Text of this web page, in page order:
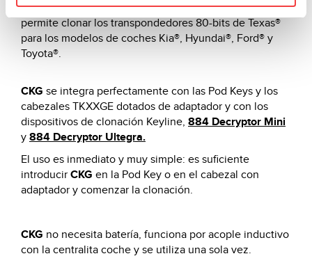
El nuevo chip de cerámica con dimensiones reducidas
permite clonar los transpondedores 80-bits de Texas®
para los modelos de coches Kia®, Hyundai®, Ford® y
Toyota®.
CKG se integra perfectamente con las Pod Keys y los
cabezales TKXXGE dotados de adaptador y con los
dispositivos de clonación Keyline, 884 Decryptor Mini
y 884 Decryptor Ultegra.
El uso es inmediato y muy simple: es suficiente
introducir CKG en la Pod Key o en el cabezal con
adaptador y comenzar la clonación.
CKG no necesita batería, funciona por acople inductivo
con la centralita coche y se utiliza una sola vez.